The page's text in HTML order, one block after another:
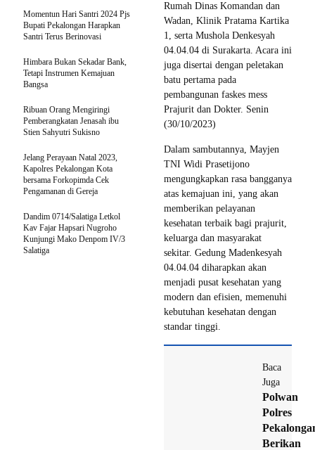
Rumah Dinas Komandan dan
Wadan, Klinik Pratama Kartika
1, serta Mushola Denkesyah
04.04.04 di Surakarta. Acara ini
juga disertai dengan peletakan
batu pertama pada
pembangunan faskes mess
Prajurit dan Dokter. Senin
(30/10/2023)
Dalam sambutannya, Mayjen
TNI Widi Prasetijono
mengungkapkan rasa bangganya
atas kemajuan ini, yang akan
memberikan pelayanan
kesehatan terbaik bagi prajurit,
keluarga dan masyarakat
sekitar. Gedung Madenkesyah
04.04.04 diharapkan akan
menjadi pusat kesehatan yang
modern dan efisien, memenuhi
kebutuhan kesehatan dengan
standar tinggi.
Baca
Juga
Polwan
Polres
Berikan
Momentun Hari Santri 2024 Pjs
Bupati Pekalongan Harapkan
Santri Terus Berinovasi
Himbara Bukan Sekadar Bank,
Tetapi Instrumen Kemajuan
Bangsa
Ribuan Orang Mengiringi
Pemberangkatan Jenasah ibu
Stien Sahyutri Sukisno
Jelang Perayaan Natal 2023,
Kapolres Pekalongan Kota
bersama Forkopimda Cek
Pengamanan di Gereja
Dandim 0714/Salatiga Letkol
Kav Fajar Hapsari Nugroho
Kunjungi Mako Denpom IV/3
Salatiga